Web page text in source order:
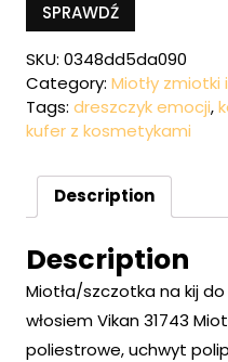
SPRAWDŹ
SKU: 0348dd5da090
Category: Miotły zmiotki
Tags: dreszczyk emocji,
kufer z kosmetykami
Description
Description
Miotła/szczotka na kij
włosiem Vikan 31743
poliestrowe, uchwyt